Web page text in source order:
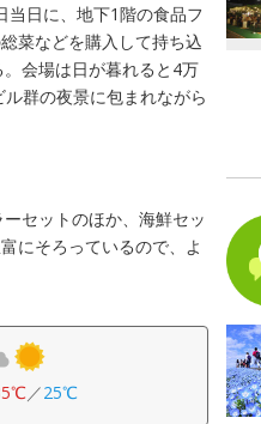
当日に、地下1階の食品フ
菜などを購入して持ち込
会場は日が暮れると4万
群の夜景に包まれながら
セットのほか、海鮮セッ
にそろっているので、よ
／25℃